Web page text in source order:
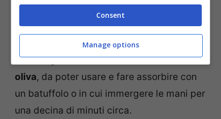
passaggio importante per unghie senza
smalto lunghe o corte. Ad ogni modo, due
ingredienti che possono rivelarsi utili per
delle unghie lucide sonoil limone e l’olio di
oliva, da poter usare e fare assorbire con
un batuffolo o in cui immergere le mani per
una decina di minuti circa.
Consent
Manage options